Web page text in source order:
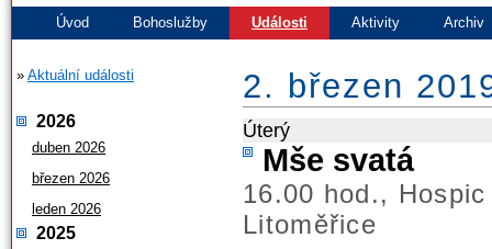
Úvod Bohoslužby Události Aktivity Archiv
» Aktuální události
2026
duben 2026
březen 2026
leden 2026
2025
2. březen
Úterý
Mše svatá
16.00 hod.,
Litoměřice